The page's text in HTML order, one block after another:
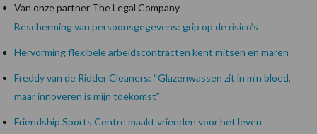
Van onze partner The Legal Company
Bescherming van persoonsgegevens: grip op de risico’s
Hervorming flexibele arbeidscontracten kent mitsen en maren
Freddy van de Ridder Cleaners: “Glazenwassen zit in m’n bloed,
maar innoveren is mijn toekomst”
Friendship Sports Centre maakt vrienden voor het leven